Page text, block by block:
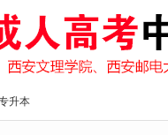
升本